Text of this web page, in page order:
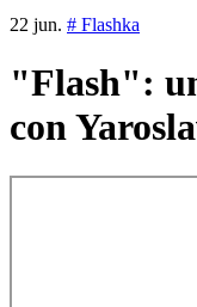
22 jun. # Flashka
"Flash":
con